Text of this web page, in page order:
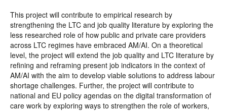
This project will contribute to empirical research by
strengthening the LTC and job quality literature by exploring the
less researched role of how public and private care providers
across LTC regimes have embraced AM/AI. On a theoretical
level, the project will extend the job quality and LTC literature by
refining and reframing present job indicators in the context of
AM/AI with the aim to develop viable solutions to address labour
shortage challenges. Further, the project will contribute to
national and EU policy agendas on the digital transformation of
care work by exploring ways to strengthen the role of workers,